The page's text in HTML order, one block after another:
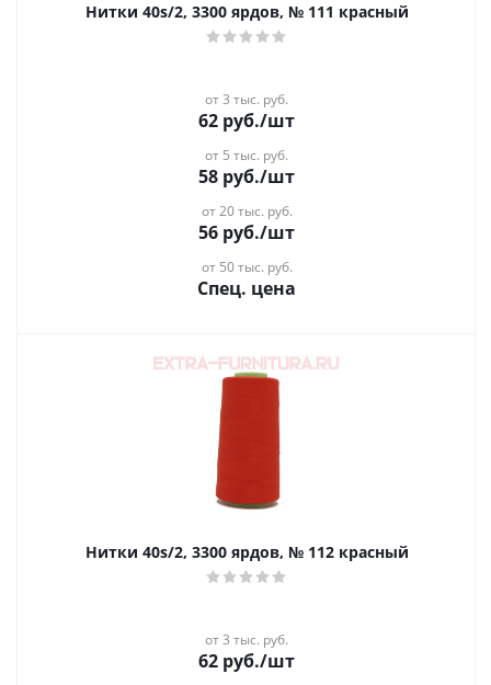
Нитки 40s/2, 3300 ярдов, № 111 красный
от 3 тыс. руб.
62 руб./шт
от 5 тыс. руб.
58 руб./шт
от 20 тыс. руб.
56 руб./шт
от 50 тыс. руб.
Спец. цена
Нитки 40s/2, 3300 ярдов, № 112 красный
от 3 тыс. руб.
62 руб./шт